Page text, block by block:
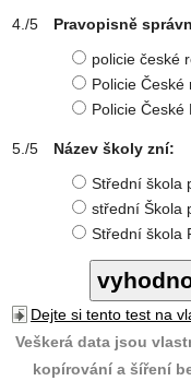
Pravopisně
policie české
Policie České
Policie České
Název školy zní:
Střední škola
střední Škola
Střední škola
Dejte si tento test na
Veškerá data jsou
kopírování a šíření